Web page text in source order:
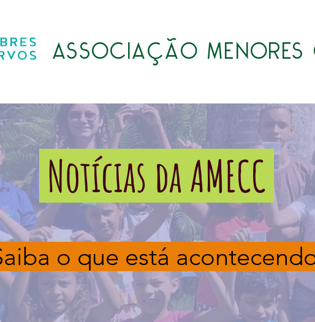
ASSOCIAÇÃO
Notícias da AMECC
o que está